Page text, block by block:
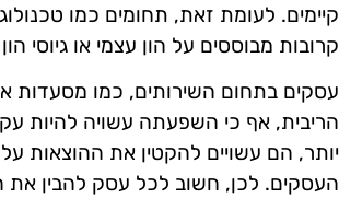
קיימים. לעומת זאת, תחומים כמו
קרובות מבוססים על הון עצמי או גיוסי
עסקים בתחום השירותים, כמו מסעדות
הריבית, אף כי השפעתה עשויה להיות
יותר, הם עשויים להקטין את ההוצאות
העסקים. לכן, חשוב לכל עסק להבין